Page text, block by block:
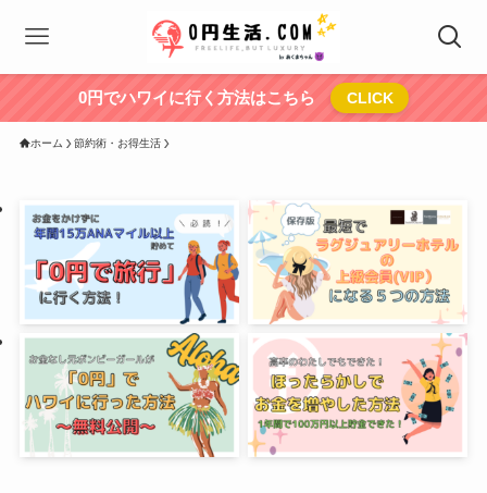
0円でハワイに行く方法はこちら CLICK
ホーム 節約術・お得生活